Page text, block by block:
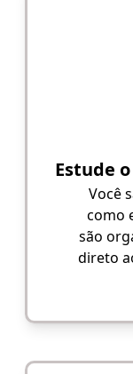
Estude
Você
como
são
direto